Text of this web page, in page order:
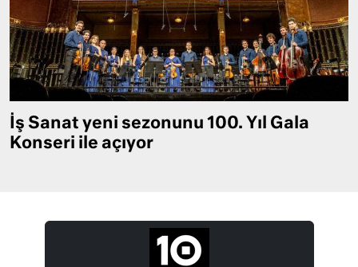
İş Sanat yeni sezonunu 100. Yıl Gala
Konseri ile açıyor